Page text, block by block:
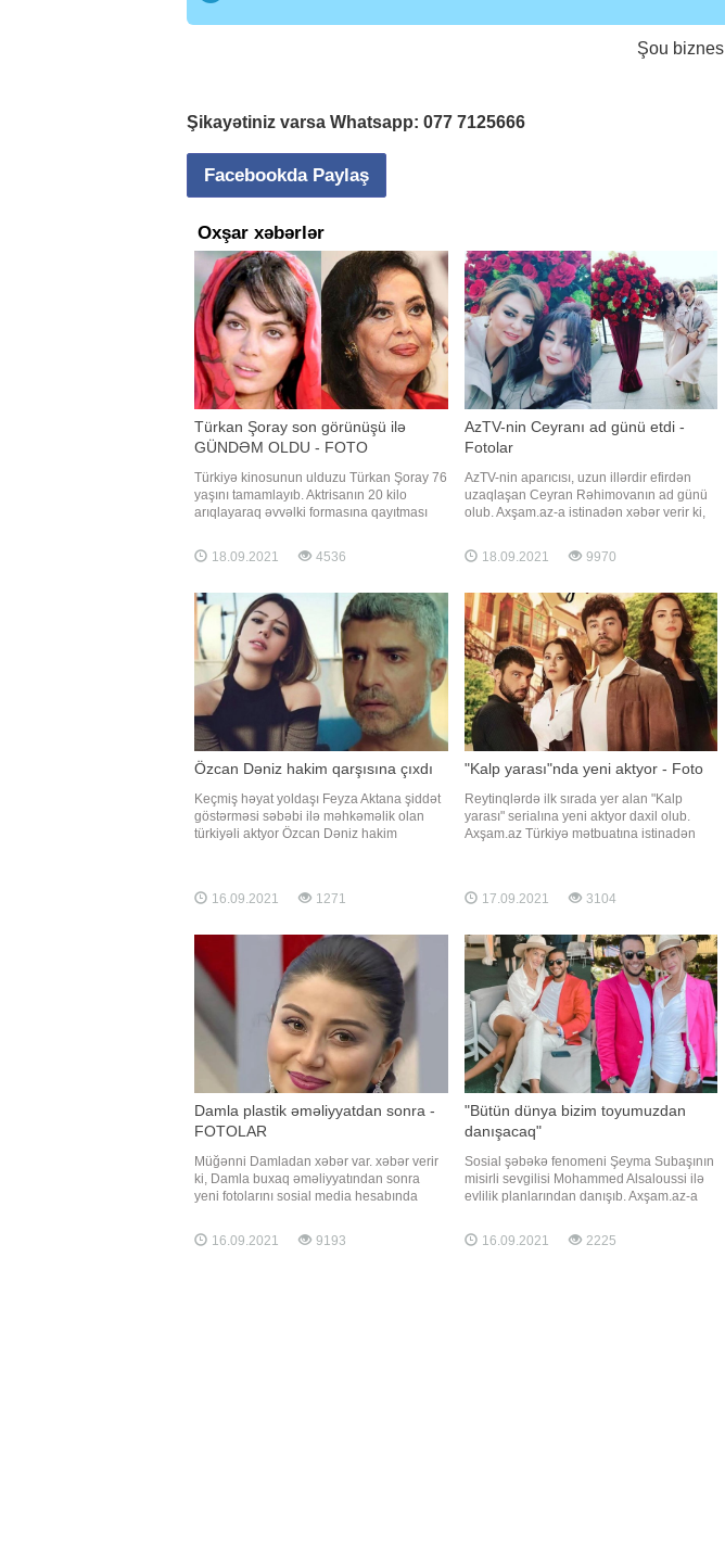
Şou biznes
Şikayətiniz varsa Whatsapp: 077 7125666
Facebookda Paylaş
Oxşar xəbərlər
Türkan Şoray son görünüşü ilə
GÜNDƏM OLDU - FOTO
Türkiyə kinosunun ulduzu Türkan Şoray 76
yaşını tamamlayıb. Aktrisanın 20 kilo
arıqlayaraq əvvəlki formasına qayıtması
ilə (üzün saplarla dartılması) arıqlaması da
bildirilir. Qatıldığı bir məclisdə cazibədar
bilməyiblər
18.09.2021 4536
AzTV-nin Ceyranı ad günü etdi -
Fotolar
AzTV-nin aparıcısı, uzun illərdir efirdən
uzaqlaşan Ceyran Rəhimovanın ad günü
olub. Axşam.az-a istinadən xəbər verir ki,
günündən şəkilləri Xalq artisti Nəzakət
Teymurova sosial şəbəkədə paylaşıb.
uzaqlaşdıqdan sonra televiziy
18.09.2021 9970
Özcan Dəniz hakim qarşısına çıxdı
Keçmiş həyat yoldaşı Feyza Aktana şiddət
göstərməsi səbəbi ilə məhkəməlik olan
türkiyəli aktyor Özcan Dəniz hakim
bildirib:. "Övladımın qəyyumluğunu
16.09.2021 1271
"Kalp yarası"nda yeni aktyor - Foto
Reytinqlərdə ilk sırada yer alan "Kalp
yarası" serialına yeni aktyor daxil olub.
Axşam.az Türkiyə mətbuatına istinadən
17.09.2021
3104
Damla plastik əməliyyatdan sonra -
FOTOLAR
Müğənni Damladan xəbər var. xəbər verir
ki, Damla buxaq əməliyyatından sonra
yeni fotolarını sosial media hesabında
bəyənərək xoş rəylər yazıblar. Həmin
fotoları təqdim edirik:
16.09.2021 9193
"Bütün dünya bizim toyumuzdan
danışacaq"
Sosial şəbəkə fenomeni Şeyma Subaşının
misirli sevgilisi Mohammed Alsaloussi ilə
evlilik planlarından danışıb. Axşam.az-a
hansı tarix müəyyən etmədiklərini
açıqlayıb: . "Bir gün mənə dedi ki, elə bir
16.09.2021 2225